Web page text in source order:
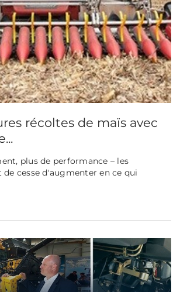
récoltes de maïs avec
plus de performance – les
de cesse d'augmenter en ce qui